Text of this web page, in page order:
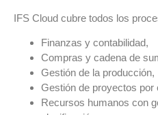
IFS Cloud cubre todos los
Finanzas y contabilidad,
Compras y cadena de
Gestión de la producción,
Gestión de proyectos por
Recursos humanos con